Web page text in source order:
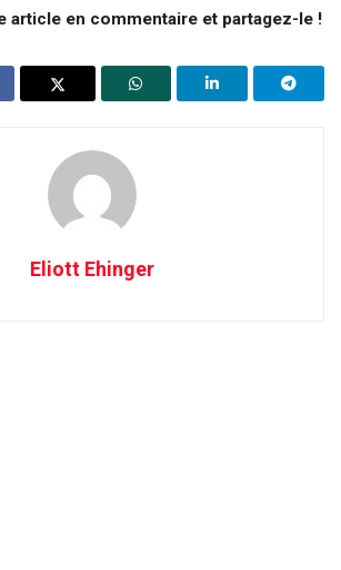
article en commentaire et partagez-le !
Eliott Ehinger